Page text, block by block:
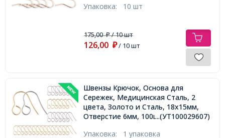
Упаковка: 10 шт
175,00₽/ 10 шт
126,00 ₽/ 10 шт
Швензы Крючок, Основа для
Сережек, Медицинская Сталь, 2
цвета, Золото и Сталь, 18х15мм,
Отверстие 6мм, 100шт/упак,...(УТ100029607)
Упаковка: 1 упаковка